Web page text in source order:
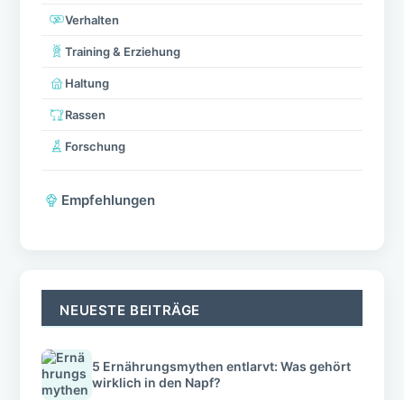
Verhalten
Training & Erziehung
Haltung
Rassen
Forschung
Empfehlungen
NEUESTE BEITRÄGE
5 Ernährungsmythen entlarvt: Was gehört
wirklich in den Napf?